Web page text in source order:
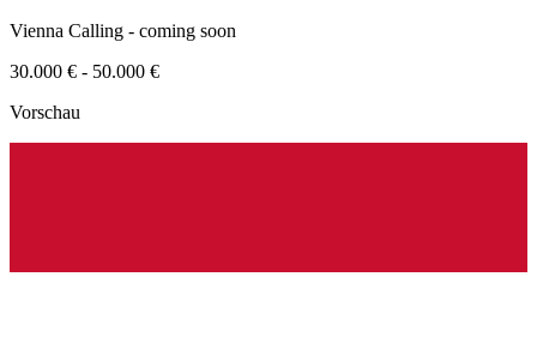
Vienna Calling - coming soon
30.000 € - 50.000 €
Vorschau